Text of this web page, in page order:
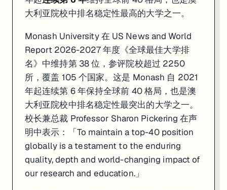
大利亚院校中排名稳定性最高的大学之一。
Monash University 在 US News and World
Report 2026-2027 年度《全球最佳大学排
名》中维持第 38 位，参评院校超过 2250
所，覆盖 105 个国家。这是 Monash 自 2021
年起连续第 6 年保持全球前 40 格局，也是澳
大利亚院校中排名稳定性最突出的大学之一。
校长兼总裁 Professor Sharon Pickering 在声
明中表示：「To maintain a top-40 position
globally is a testament to the enduring
quality, depth and world-changing impact of
our research and education.」